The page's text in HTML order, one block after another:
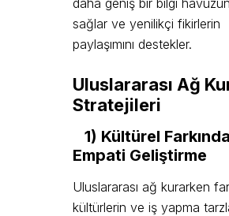
sağlar ve yenilikçi fikirlerin
paylaşımını destekler.
Uluslararası Ağ
Stratejileri
1) Kültürel
Empati Geliştirme
Uluslararası ağ kurarken
kültürlerin ve iş yapma